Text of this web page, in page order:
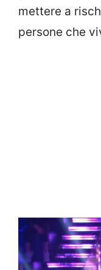
mettere a
persone che